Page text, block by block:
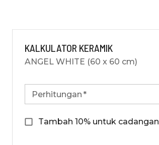
KALKULATOR KERAMIK
ANGEL WHITE (60 x 60 cm)
Perhitungan*
Tambah 10% untuk cadangan